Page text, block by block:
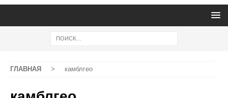
ГЛАВНАЯ > камблгео